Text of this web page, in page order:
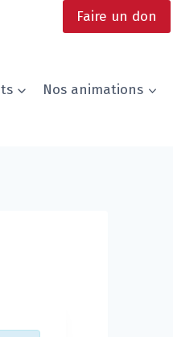
Faire un don
Nos animations